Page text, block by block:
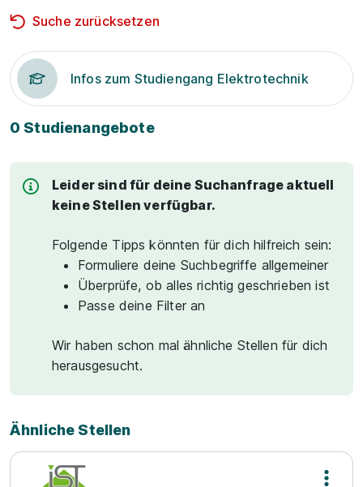
Suche zurücksetzen
Infos zum Studiengang Elektrotechnik
0 Studienangebote
Leider sind für deine Suchanfrage aktuell
keine Stellen verfügbar.
Folgende Tipps könnten für dich hilfreich sein:
Formuliere deine Suchbegriffe allgemeiner
Überprüfe, ob alles richtig geschrieben ist
Passe deine Filter an
Wir haben schon mal ähnliche Stellen für dich
herausgesucht.
Ähnliche Stellen